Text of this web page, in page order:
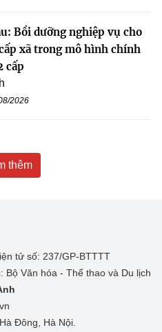
Bồi dưỡng nghiệp vụ cho
xã trong mô hình chính
cấp
2026
thêm
tử số: 237/GP-BTTTT
Bộ Văn hóa - Thể thao và Du lịch
Đông, Hà Nội.